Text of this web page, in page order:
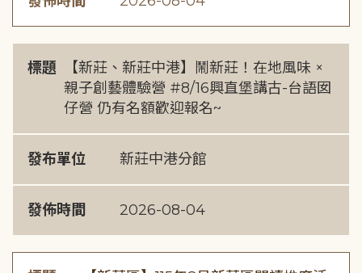
標題
【新莊、新莊中港】鬧新莊！在地風味 ×
親子創藝體驗營 #8/16興直堡講古-台語囡
仔營 仍有名額歡迎報名~
發布單位 新莊中港分館
發佈時間 2026-08-04